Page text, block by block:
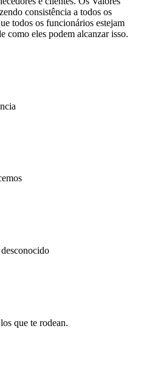
consistência a todos os
todos os funcionários estejam
como eles podem alcanzar isso.
que te rodean.